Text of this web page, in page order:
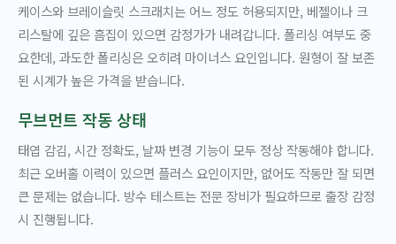
케이스와 브레이슬릿 스크래치는 어느 정도 허용되지만, 베젤이나 크
리스탈에 깊은 흠집이 있으면 감정가가 내려갑니다. 폴리싱 여부도 중
요한데, 과도한 폴리싱은 오히려 마이너스 요인입니다. 원형이 잘 보존
된 시계가 높은 가격을 받습니다.
무브먼트 작동 상태
태엽 감김, 시간 정확도, 날짜 변경 기능이 모두 정상 작동해야 합니다.
최근 오버홀 이력이 있으면 플러스 요인이지만, 없어도 작동만 잘 되면
큰 문제는 없습니다. 방수 테스트는 전문 장비가 필요하므로 출장 감정
시 진행됩니다.